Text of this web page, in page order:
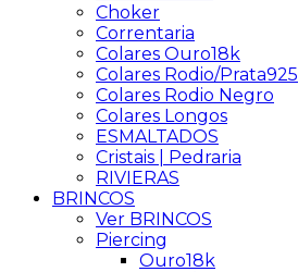
Choker
Correntaria
Colares Ouro18k
Colares Rodio/Prata925
Colares Rodio Negro
Colares Longos
ESMALTADOS
Cristais | Pedraria
RIVIERAS
BRINCOS
Ver BRINCOS
Piercing
Ouro18k